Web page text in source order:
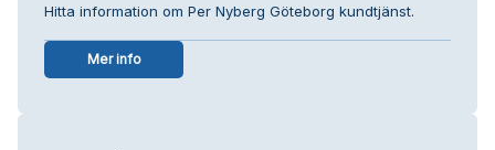
Hitta information om Per Nyberg Göteborg kundtjänst.
Mer info